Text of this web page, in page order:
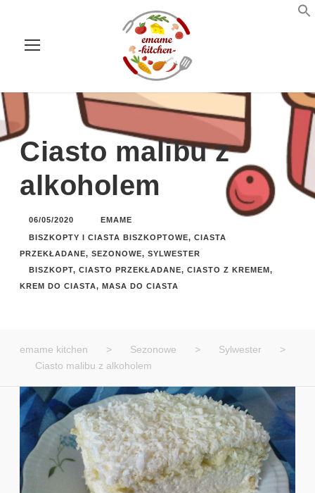
Ciasto malibu z
alkoholem
06/05/2020 EMAME
BISZKOPTY I CIASTA BISZKOPTOWE, CIASTA
PRZEKŁADANE, SEZONOWE, SYLWESTER
BISZKOPT, CIASTO PRZEKŁADANE, CIASTO Z KREMEM ,
KREM DO CIASTA, MASA DO CIASTA
emame kitchen > Sezonowe > Sylwester
>
Ciasto malibu z alkoholem